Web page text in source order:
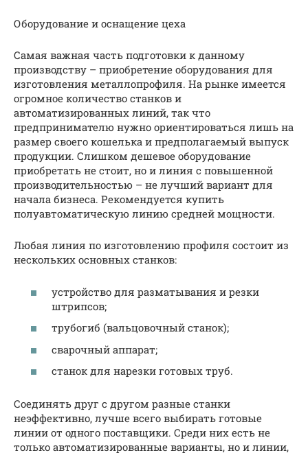
Оборудование и оснащение цеха
Самая важная часть подготовки к данному
производству – приобретение оборудования для
изготовления металлопрофиля. На рынке имеется
огромное количество станков и
автоматизированных линий, так что
предпринимателю нужно ориентироваться лишь на
размер своего кошелька и предполагаемый выпуск
продукции. Слишком дешевое оборудование
приобретать не стоит, но и линия с повышенной
производительностью – не лучший вариант для
начала бизнеса. Рекомендуется купить
полуавтоматическую линию средней мощности.
Любая линия по изготовлению профиля состоит из
нескольких основных станков:
устройство для разматывания и резки
штрипсов;
трубогиб (вальцовочный станок);
сварочный аппарат;
станок для нарезки готовых труб.
Соединять друг с другом разные станки
неэффективно, лучше всего выбирать готовые
линии от одного поставщики. Среди них есть не
только автоматизированные варианты, но и линии,